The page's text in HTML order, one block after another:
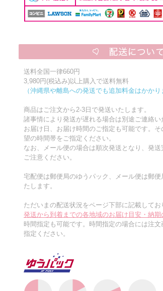
送料全国一律660円
3,980円(税込み)以上購入で送料無料
（沖縄県や離島への発送でも追加料金はかかり
商品はご注文から2-3日で発送いたします。
諸事情により発送が遅れる場合は別途ご連絡い
お届け日、お届け時間のご指定も可能です。
望の時間帯をご指定ください。
なお、メール便の場合は順次発送となり、発
ご注意ください。
宅配便は郵便局のゆうパック、メール便は郵
たします。
ただいまの配送状況をページ下部に記載してお
発送から到着までの各地域のお届け目安・納期
時間指定も可能です。時間指定の場合には注
指定ください。